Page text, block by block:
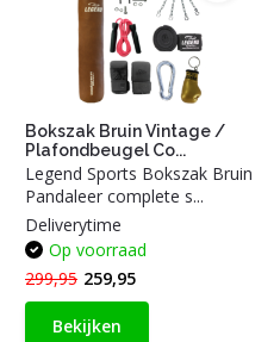
Bokszak Bruin Vintage /
Plafondbeugel Co...
Legend Sports Bokszak Bruin
Pandaleer complete s...
Deliverytime
Op voorraad
299,95 259,95
Bekijken